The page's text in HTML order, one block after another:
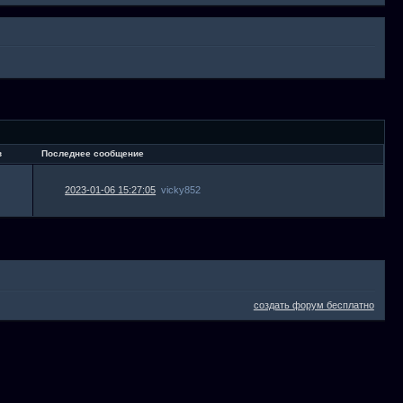
Последнее сообщение
2023-01-06 15:27:05 vicky852
создать форум бесплатно